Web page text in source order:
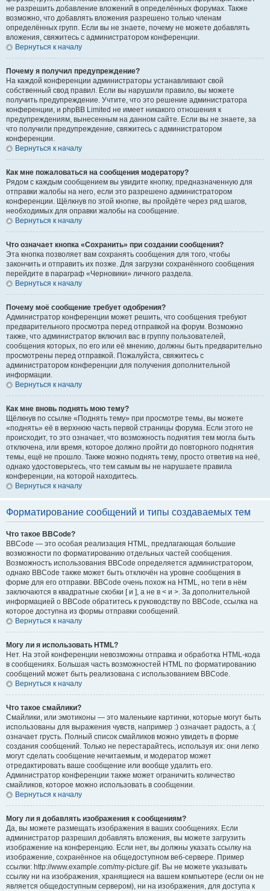
не разрешить добавление вложений в определённых форумах. Также
возможно, что добавлять вложения разрешено только членам
определённых групп. Если вы не знаете, почему не можете добавлять
вложения, свяжитесь с администратором конференции.
Вернуться к началу
Почему я получил предупреждение?
На каждой конференции администраторы устанавливают свой
собственный свод правил. Если вы нарушили правило, вы можете
получить предупреждение. Учтите, что это решение администратора
конференции, и phpBB Limited не имеет никакого отношения к
предупреждениям, вынесенным на данном сайте. Если вы не знаете, за
что получили предупреждение, свяжитесь с администратором
конференции.
Вернуться к началу
Как мне пожаловаться на сообщения модератору?
Рядом с каждым сообщением вы увидите кнопку, предназначенную для
отправки жалобы на него, если это разрешено администратором
конференции. Щёлкнув по этой кнопке, вы пройдёте через ряд шагов,
необходимых для оправки жалобы на сообщение.
Вернуться к началу
Что означает кнопка «Сохранить» при создании сообщения?
Эта кнопка позволяет вам сохранять сообщения для того, чтобы
закончить и отправить их позже. Для загрузки сохранённого сообщения
перейдите в параграф «Черновики» личного раздела.
Вернуться к началу
Почему моё сообщение требует одобрения?
Администратор конференции может решить, что сообщения требуют
предварительного просмотра перед отправкой на форум. Возможно
также, что администратор включил вас в группу пользователей,
сообщения которых, по его или её мнению, должны быть предварительно
просмотрены перед отправкой. Пожалуйста, свяжитесь с
администратором конференции для получения дополнительной
информации.
Вернуться к началу
Как мне вновь поднять мою тему?
Щёлкнув по ссылке «Поднять тему» при просмотре темы, вы можете
«поднять» её в верхнюю часть первой страницы форума. Если этого не
происходит, то это означает, что возможность поднятия тем могла быть
отключена, или время, которое должно пройти до повторного поднятия
темы, ещё не прошло. Также можно поднять тему, просто ответив на неё,
однако удостоверьтесь, что тем самым вы не нарушаете правила
конференции, на которой находитесь.
Вернуться к началу
Форматирование сообщений и типы создаваемых тем
Что такое BBCode?
BBCode — это особая реализация HTML, предлагающая большие
возможности по форматированию отдельных частей сообщения.
Возможность использования BBCode определяется администратором,
однако BBCode также может быть отключён на уровне сообщения в
форме для его отправки. BBCode очень похож на HTML, но теги в нём
заключаются в квадратные скобки [ и ], а не в < и >. За дополнительной
информацией о BBCode обратитесь к руководству по BBCode, ссылка на
которое доступна из формы отправки сообщений.
Вернуться к началу
Могу ли я использовать HTML?
Нет. На этой конференции невозможны отправка и обработка HTML-кода
в сообщениях. Большая часть возможностей HTML по форматированию
сообщений может быть реализована с использованием BBCode.
Вернуться к началу
Что такое смайлики?
Смайлики, или эмотиконы — это маленькие картинки, которые могут быть
использованы для выражения чувств, например :) означает радость, а :(
означает грусть. Полный список смайликов можно увидеть в форме
создания сообщений. Только не перестарайтесь, используя их: они легко
могут сделать сообщение нечитаемым, и модератор может
отредактировать ваше сообщение или вообще удалить его.
Администратор конференции также может ограничить количество
смайликов, которое можно использовать в сообщении.
Вернуться к началу
Могу ли я добавлять изображения к сообщениям?
Да, вы можете размещать изображения в ваших сообщениях. Если
администратор разрешил добавлять вложения, вы можете загрузить
изображение на конференцию. Если нет, вы должны указать ссылку на
изображение, сохранённое на общедоступном веб-сервере. Пример
ссылки: http://www.example.com/my-picture.gif. Вы не можете указывать
ссылку ни на изображения, хранящиеся на вашем компьютере (если он не
является общедоступным сервером), ни на изображения, для доступа к